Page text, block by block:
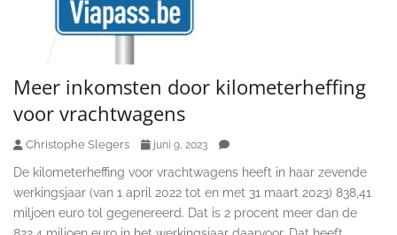
Meer inkomsten door kilometerheffing
voor vrachtwagens
Christophe Slegers juni 9, 2023
De kilometerheffing voor vrachtwagens heeft in haar zevende
werkingsjaar (van 1 april 2022 tot en met 31 maart 2023) 838,41
miljoen euro tol gegenereerd. Dat is 2 procent meer dan de